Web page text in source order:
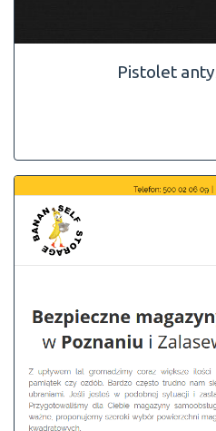
Pistolet